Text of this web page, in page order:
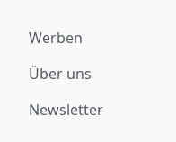
Werben
Über uns
Newsletter